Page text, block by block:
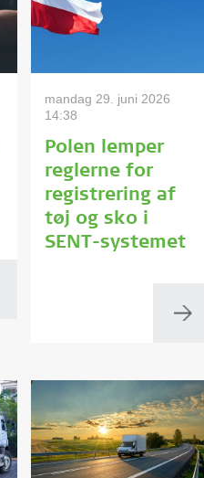
mandag 29. juni 2026
14:38
Polen lemper
reglerne for
registrering af
tøj og sko i
SENT-systemet